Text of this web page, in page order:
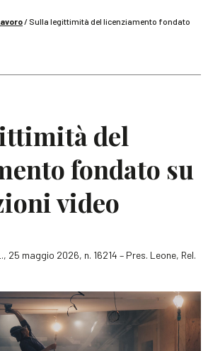
/ Sulla legittimità del licenziamento fondato
del
fondato su
video
25 maggio 2026, n. 16214 – Pres. Leone, Rel.